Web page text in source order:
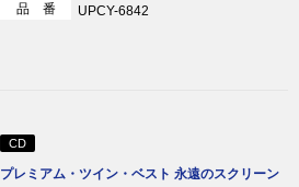
品 番
UPCY-6842
CD
プレミアム・ツイン・ベスト 永遠のスクリーン